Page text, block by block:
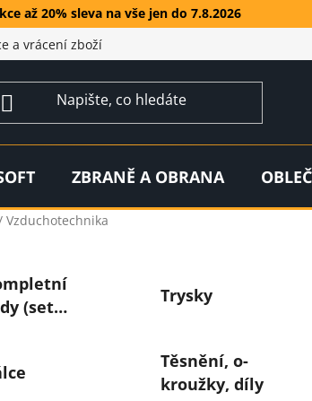
až 20% sleva na vše jen do 7.8.2026
a vrácení zboží
ZBRANĚ A OBRANA
Vzduchotechnika
(set
Trysky
Těsnění, o-
kroužky, díly